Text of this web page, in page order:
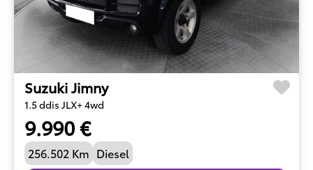
Suzuki Jimny
1.5 ddis JLX+ 4wd
9.990 €
256.502 Km Diesel